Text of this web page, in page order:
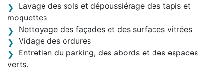
Lavage des sols et dépoussiérage des tapis et
moquettes
Nettoyage des façades et des surfaces vitrées
Vidage des ordures
Entretien du parking, des abords et des espaces
verts.